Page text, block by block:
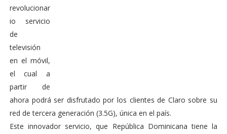
revolucionar
io servicio
de
televisión
en el móvil,
el cual a
partir de
ahora podrá ser disfrutado por los clientes de Claro sobre su
red de tercera generación (3.5G), única en el país.
Este innovador servicio, que República Dominicana tiene la